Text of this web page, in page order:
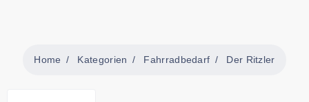
Home Kategorien Fahrradbedarf Der Ritzler